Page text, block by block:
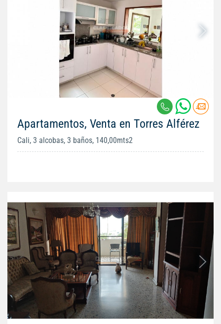
Apartamentos, Venta en Torres Alférez
Cali, 3 alcobas, 3 baños, 140,00mts2